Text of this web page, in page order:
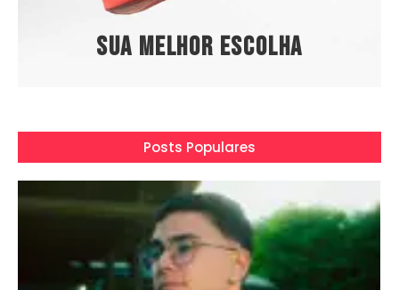
Sua melhor escolha
Posts Populares